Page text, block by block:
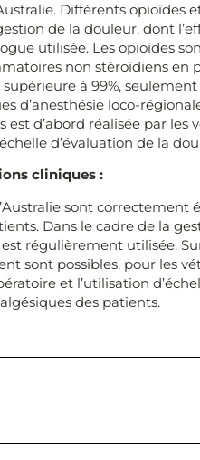
Différents opioïdes
de la douleur, dont
utilisée. Les opioïdes
non stéroïdiens en
à 99%,
d’anesthésie loco-
d’abord réalisée par les
d’évaluation de la
cliniques :
sont correctement
Dans le cadre de la
régulièrement utilisée.
sont possibles, pour les
et l’utilisation
des patients.